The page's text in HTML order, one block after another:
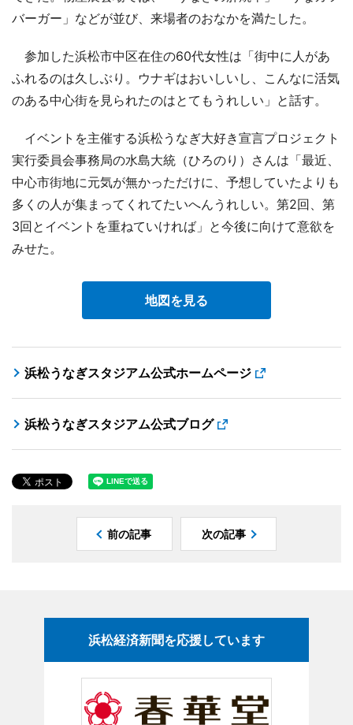
バーガー」などが並び、来場者のおなかを満たした。
参加した浜松市中区在住の60代女性は「街中に人があ
ふれるのは久しぶり。ウナギはおいしいし、こんなに活気
のある中心街を見られたのはとてもうれしい」と話す。
イベントを主催する浜松うなぎ大好き宣言プロジェクト
実行委員会事務局の水島大統（ひろのり）さんは「最近、
中心市街地に元気が無かっただけに、予想していたよりも
多くの人が集まってくれてたいへんうれしい。第2回、第
3回とイベントを重ねていければ」と今後に向けて意欲を
みせた。
地図を見る
浜松うなぎスタジアム公式ホームページ
浜松うなぎスタジアム公式ブログ
前の記事 次の記事
浜松経済新聞を応援しています